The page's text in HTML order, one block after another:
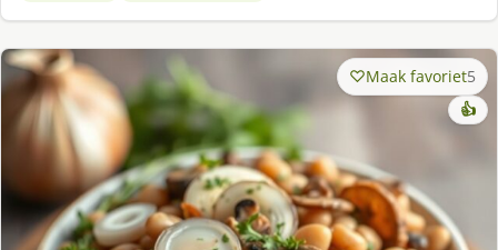
Maak favoriet5
👍